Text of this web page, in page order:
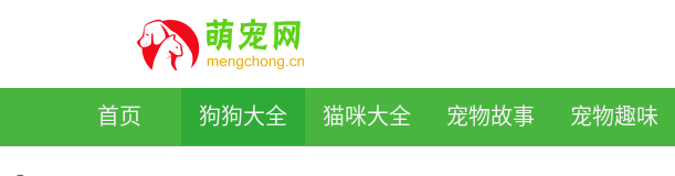
首页 狗狗大全 猫咪大全 宠物故事 宠物趣味